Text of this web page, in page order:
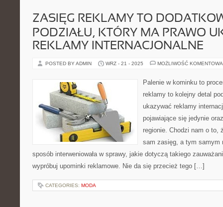
ZASIĘG REKLAMY TO
PODZIAŁU, KTÓRY MA PRAWO
REKLAMY INTERNACJONALNE
POSTED BY ADMIN WRZ - 21 - 2025 MOŻLIWOŚĆ
Palenie w kominku to
reklamy to kolejny detal
ukazywać reklamy
pojawiające się jedynie
regionie. Chodzi nam o to,
sam zasięg, a tym samym
sposób interweniowała w sprawy, jakie dotyczą takiego
wypróbuj upominki reklamowe. Nie da się przecież tego […]
CATEGORIES: MODA